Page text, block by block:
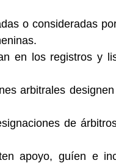
o consideradas
en los registros y
arbitrales
de
apoyo, guíen e